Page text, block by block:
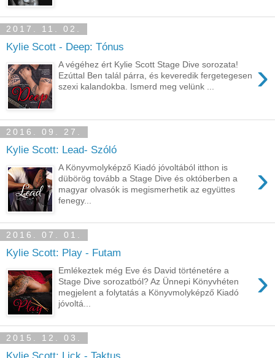
2017. 11. 02.
Kylie Scott - Deep: Tónus
›
A végéhez ért Kylie Scott Stage Dive sorozata!
Ezúttal Ben talál párra, és keveredik fergetegesen
szexi kalandokba. Ismerd meg velünk ...
2016. 09. 27.
Kylie Scott: Lead- Szóló
›
A Könyvmolyképző Kiadó jóvoltából itthon is
dübörög tovább a Stage Dive és októberben a
magyar olvasók is megismerhetik az együttes
fenegy...
2016. 07. 01.
Kylie Scott: Play - Futam
›
Emlékeztek még Eve és David történetére a
Stage Dive sorozatból? Az Ünnepi Könyvhéten
megjelent a folytatás a Könyvmolyképző Kiadó
jóvoltá...
2015. 12. 03.